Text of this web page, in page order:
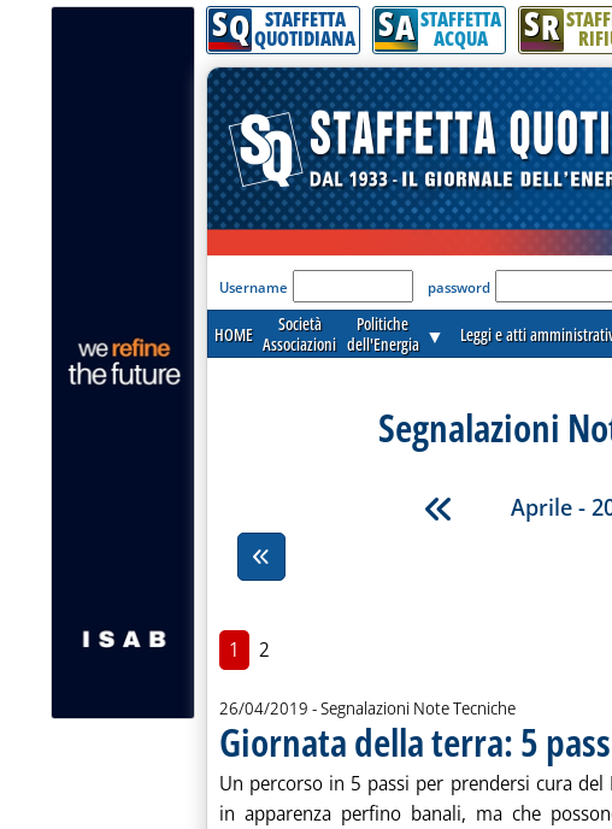
SQ STAFFETTA
QUOTIDIANA SA STAFFETTA
ACQUA SR
'Modulo Login per accedere'
Username password
HOME
Società
Associazioni
Politiche
dell'Energia ▼ Leggi e atti
Segnalazioni
Aprile -
1 2
26/04/2019 - Segnalazioni Note Tecniche
Giornata della terra: 5
. Pubblicata venerdì 26 aprile 2019 alle 11.47.
Un percorso in 5 passi per prendersi cura
in apparenza perfino banali, ma che